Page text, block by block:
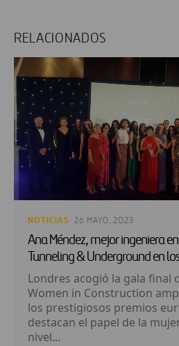
RELACIONADOS
NOTICIAS · 26 MAYO, 2023
Ana Méndez, mejor ingeniera
Tunneling & Underground en
Londres acogió la gala final
Women in Construction
los prestigiosos premios
destacan el papel de la
nivel...